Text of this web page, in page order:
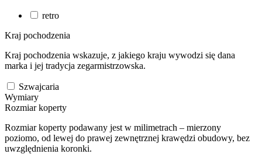
retro
Kraj pochodzenia
Kraj pochodzenia wskazuje, z jakiego kraju wywodzi się dana
marka i jej tradycja zegarmistrzowska.
Szwajcaria
Wymiary
Rozmiar koperty
Rozmiar koperty podawany jest w milimetrach – mierzony
poziomo, od lewej do prawej zewnętrznej krawędzi obudowy, bez
uwzględnienia koronki.